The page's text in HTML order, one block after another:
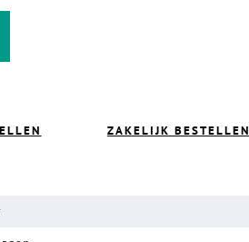
ZAKELIJK BESTELLEN